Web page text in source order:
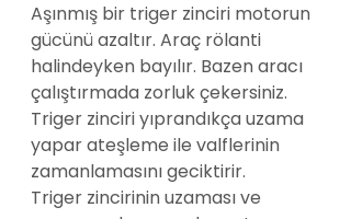
Aşınmış bir triger zinciri motorun
gücünü azaltır. Araç rölanti
halindeyken bayılır. Bazen aracı
çalıştırmada zorluk çekersiniz.
Triger zinciri yıprandıkça uzama
yapar ateşleme ile valflerinin
zamanlamasını geciktirir.
Triger zincirinin uzaması ve